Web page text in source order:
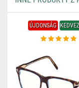
ÚJDONSÁG